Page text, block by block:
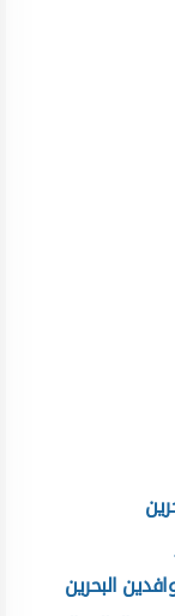
البحرين